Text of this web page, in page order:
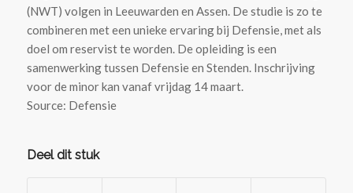
(NWT) volgen in Leeuwarden en Assen. De studie is zo te
combineren met een unieke ervaring bij Defensie, met als
doel om reservist te worden. De opleiding is een
samenwerking tussen Defensie en Stenden. Inschrijving
voor de minor kan vanaf vrijdag 14 maart.
Source: Defensie
Deel dit stuk